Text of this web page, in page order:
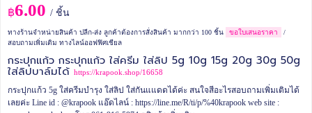
฿6.00 / ชิ้น
ทางร้านจำหน่ายสินค้า ปลีก-ส่ง ลูกค้าต้องการสั่งสินค้า มากกว่า 100 ชิ้น ขอใบเสนอราคา
/
สอบถามเพิ่มเติม ทางไลน์ออฟฟิศเชียล
กระปุกแก้ว กระปุกแก้ว ใส่ครีม ใส่ลิป 5g 10g 15g 20g 30g 50g
ใส่ลิปบาล์มได้ https://krapook.shop/16658
กระปุกแก้ว 5g ใส่ครีมบำรุง ใส่ลิป ใส่กันแแดดได้ค่ะ สนใจสีอะไรสอบถามเพิ่มเติมได้
เลยค่ะ Line id : @krapook แอ๊ดไลน์ : https://line.me/R/ti/p/%40krapook web site :